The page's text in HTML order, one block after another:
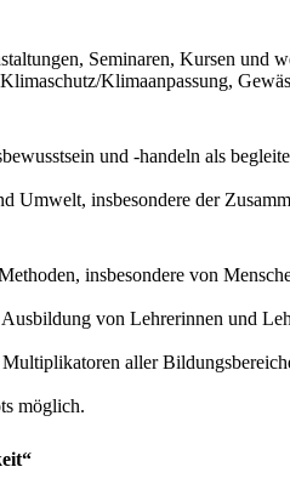
Seminaren, Kursen und
Klimaanpassung,
und -handeln als
insbesondere der
insbesondere von
von Lehrerinnen und
aller
möglich.